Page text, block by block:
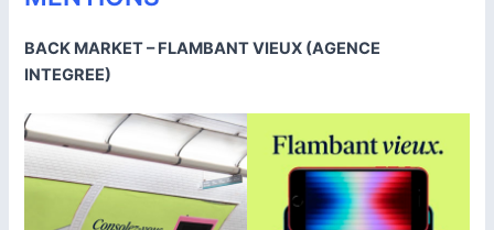
BACK MARKET – FLAMBANT VIEUX (AGENCE
INTEGREE)